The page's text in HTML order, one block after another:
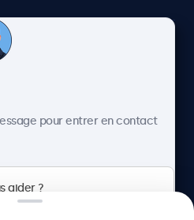
client
pour entrer en contact